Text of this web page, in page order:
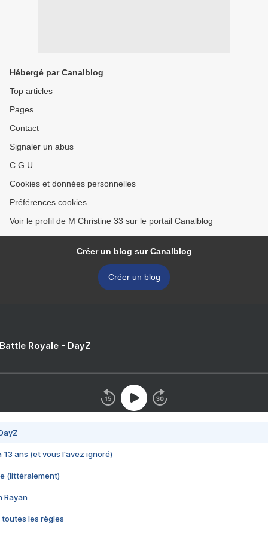
Hébergé par Canalblog
Top articles
Pages
Contact
Signaler un abus
C.G.U.
Cookies et données personnelles
Préférences cookies
Voir le profil de M Christine 33 sur le portail Canalblog
Créer un blog sur Canalblog
Créer un blog
Royale - DayZ
13 ans (et vous l'avez ignoré)
(littéralement)
Rayan
toutes les règles